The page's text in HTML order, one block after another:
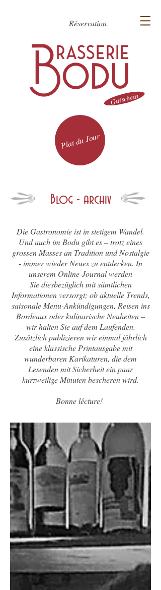
Réservation
Plat du Jour
Gutschein
Blog - archiv
Die Gastronomie ist in stetigem Wandel.
Und auch im Bodu gibt es – trotz eines
grossen Masses an Tradition und Nostalgie
- immer wieder Neues zu entdecken. In
unserem Online-Journal werden
Sie diesbezüglich mit sämtlichen
Informationen versorgt; ob aktuelle Trends,
saisonale Menu-Ankündigungen, Reisen ins
Bordeaux oder kulinarische Neuheiten –
wir halten Sie auf dem Laufenden.
Zusätzlich publizieren wir einmal jährlich
eine klassische Printausgabe mit
wunderbaren Karikaturen, die dem
Lesenden mit Sicherheit ein paar
kurzweilige Minuten bescheren wird.
Bonne lécture!